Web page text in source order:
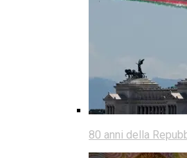
80 anni della